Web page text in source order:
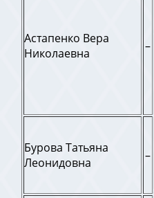
Астапенко Вера
Николаевна
–
Бурова Татьяна
Леонидовна
–